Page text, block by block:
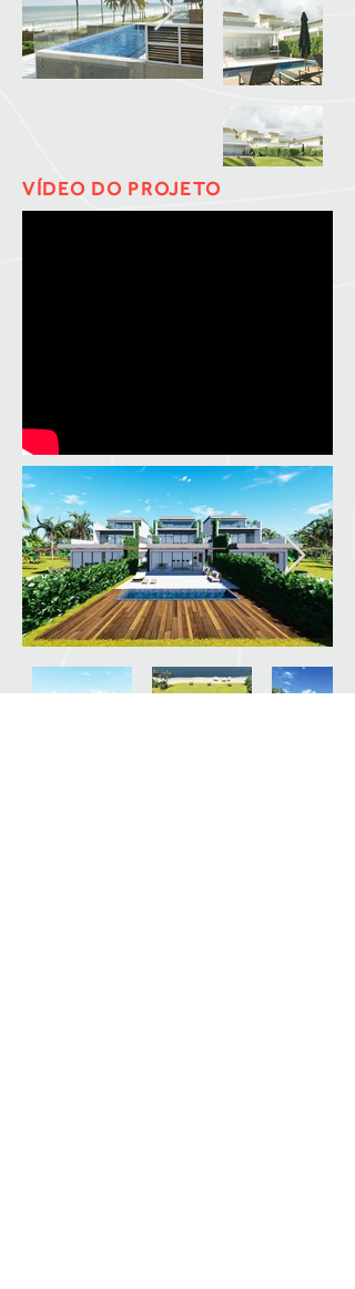
VÍDEO DO PROJETO